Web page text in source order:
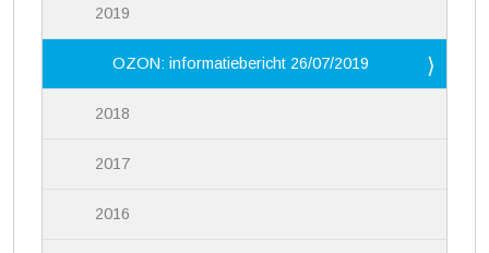
2019
OZON: informatiebericht 26/07/2019
2018
2017
2016